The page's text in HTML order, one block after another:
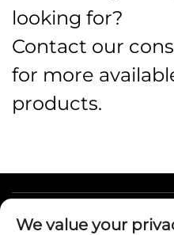
looking for?
Contact our
for more
products.
Быстрые ссылки
We value your